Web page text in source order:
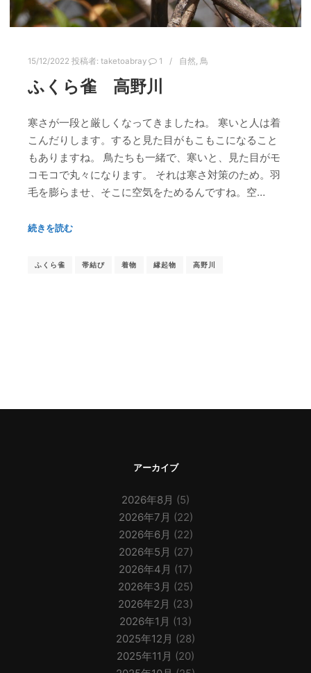
15/12/2022 投稿者: taketoabray 1 自然, 鳥
ふくら雀 高野川
寒さが一段と厳しくなってきましたね。 寒いと人は着
こんだりします。すると見た目がもこもこになること
もありますね。 鳥たちも一緒で、寒いと、見た目がモ
コモコで丸々になります。 それは寒さ対策のため。羽
毛を膨らませ、そこに空気をためるんですね。空…
続きを読む
ふくら雀 帯結び 着物 縁起物 高野川
アーカイブ
2026年8月 (5)
2026年7月 (22)
2026年6月 (22)
2026年5月 (27)
2026年4月 (17)
2026年3月 (25)
2026年2月 (23)
2026年1月 (13)
2025年12月 (28)
2025年11月 (20)